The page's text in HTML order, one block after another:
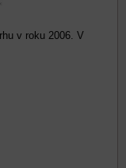
v roku 2006. V